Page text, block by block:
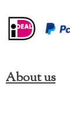
About us